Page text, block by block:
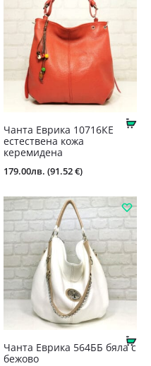
Чанта Еврика 10716КЕ
естествена кожа
керемидена
179.00лв. (91.52 €)
Чанта Еврика 564ББ бяла с
бежово